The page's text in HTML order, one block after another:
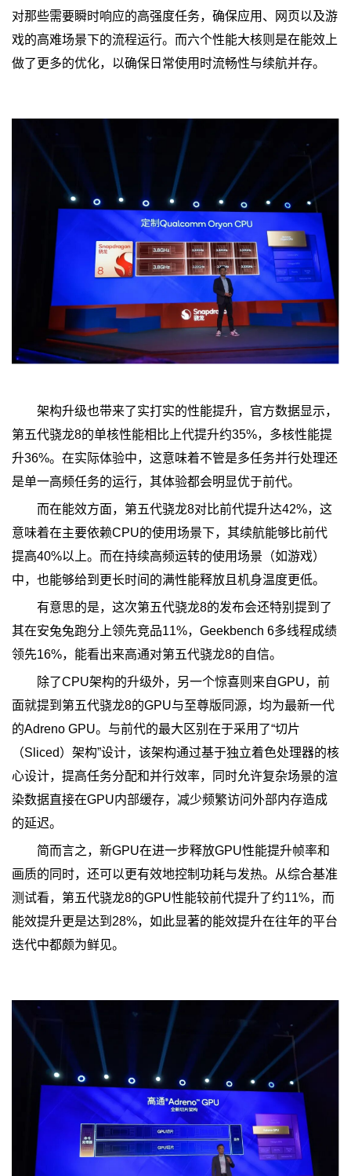
对那些需要瞬时响应的高强度任务，确保应用、网页以及游
戏的高难场景下的流程运行。而六个性能大核则是在能效上
做了更多的优化，以确保日常使用时流畅性与续航并存。
架构升级也带来了实打实的性能提升，官方数据显示，
第五代骁龙8的单核性能相比上代提升约35%，多核性能提
升36%。在实际体验中，这意味着不管是多任务并行处理还
是单一高频任务的运行，其体验都会明显优于前代。
而在能效方面，第五代骁龙8对比前代提升达42%，这
意味着在主要依赖CPU的使用场景下，其续航能够比前代
提高40%以上。而在持续高频运转的使用场景（如游戏）
中，也能够给到更长时间的满性能释放且机身温度更低。
有意思的是，这次第五代骁龙8的发布会还特别提到了
其在安兔兔跑分上领先竞品11%，Geekbench 6多线程成绩
领先16%，能看出来高通对第五代骁龙8的自信。
除了CPU架构的升级外，另一个惊喜则来自GPU，前
面就提到第五代骁龙8的GPU与至尊版同源，均为最新一代
的Adreno GPU。与前代的最大区别在于采用了“切片
（Sliced）架构”设计，该架构通过基于独立着色处理器的核
心设计，提高任务分配和并行效率，同时允许复杂场景的渲
染数据直接在GPU内部缓存，减少频繁访问外部内存造成
的延迟。
简而言之，新GPU在进一步释放GPU性能提升帧率和
画质的同时，还可以更有效地控制功耗与发热。从综合基准
测试看，第五代骁龙8的GPU性能较前代提升了约11%，而
能效提升更是达到28%，如此显著的能效提升在往年的平台
迭代中都颇为鲜见。